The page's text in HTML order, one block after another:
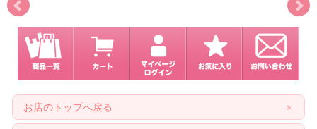
お店のトップへ戻る